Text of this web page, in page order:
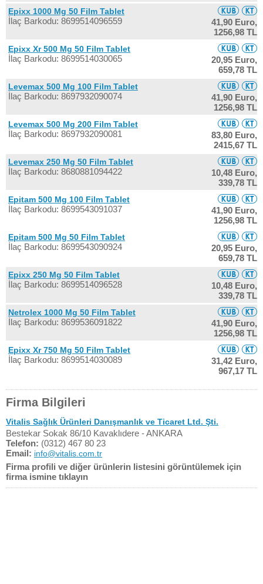
Epixx 1000 Mg 50 Film Tablet
İlaç Barkodu: 8699514096559
41,90 Euro,
1256,98 TL
Epixx Xr 500 Mg 50 Film Tablet
İlaç Barkodu: 8699514030065
20,95 Euro,
659,78 TL
Levemax 500 Mg 100 Film Tablet
İlaç Barkodu: 8697932090074
41,90 Euro,
1256,98 TL
Levemax 500 Mg 200 Film Tablet
İlaç Barkodu: 8697932090081
83,80 Euro,
2415,67 TL
Levemax 250 Mg 50 Film Tablet
İlaç Barkodu: 8680881094422
10,48 Euro,
339,78 TL
Epitam 500 Mg 100 Film Tablet
İlaç Barkodu: 8699543091037
41,90 Euro,
1256,98 TL
Epitam 500 Mg 50 Film Tablet
İlaç Barkodu: 8699543090924
20,95 Euro,
659,78 TL
Epixx 250 Mg 50 Film Tablet
İlaç Barkodu: 8699514096528
10,48 Euro,
339,78 TL
Netrolex 1000 Mg 50 Film Tablet
İlaç Barkodu: 8699536091822
41,90 Euro,
1256,98 TL
Epixx Xr 750 Mg 50 Film Tablet
İlaç Barkodu: 8699514030089
31,42 Euro,
967,17 TL
Firma Bilgileri
Vitalis Sağlık Ürünleri Danışmanlık ve Ticaret Ltd. Şti.
Bestekar Sokak 86/10 Kavaklıdere - ANKARA
Telefon: (0312) 467 80 23
Email: info@vitalis.com.tr
Firma profili ve diğer ürünlerin listesini görüntülemek için
firma ismine tıklayın